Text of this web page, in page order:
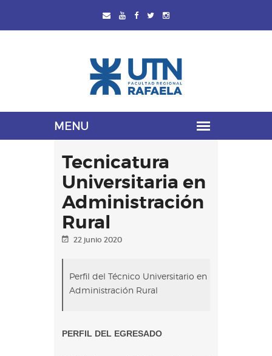
Tecnicatura
Universitaria en
Administración
Rural
22 junio 2020
Perfil del Técnico Universitario en
Administración Rural
PERFIL DEL EGRESADO